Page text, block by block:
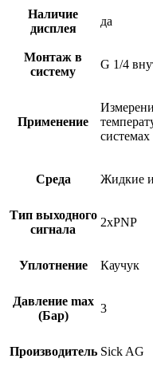
Наличие
дисплея
да
Монтаж в
систему
G 1/4
Применение
Среда Жидкие
Тип выходного
сигнала
2xPNP
Уплотнение Каучук
Давление max
(Бар)
3
Производитель Sick AG